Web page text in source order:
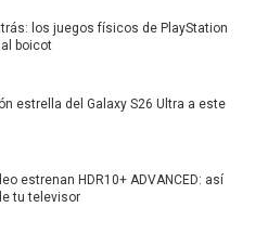
los juegos físicos de PlayStation
boicot
estrella del Galaxy S26 Ultra a este
estrenan HDR10+ ADVANCED: así
tu televisor